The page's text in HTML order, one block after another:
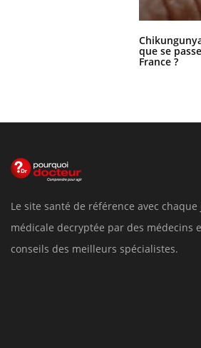
que se
France ?
Le site santé de référence avec
médicale decryptée par des médecins
conseils des meilleurs spécialistes.